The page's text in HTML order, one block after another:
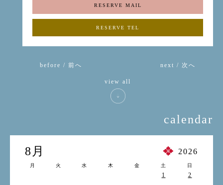
RESERVE MAIL
RESERVE TEL
before / 前へ next / 次へ
view all
calendar
8月 2026
月 火 水 木 金 土 日
1
2